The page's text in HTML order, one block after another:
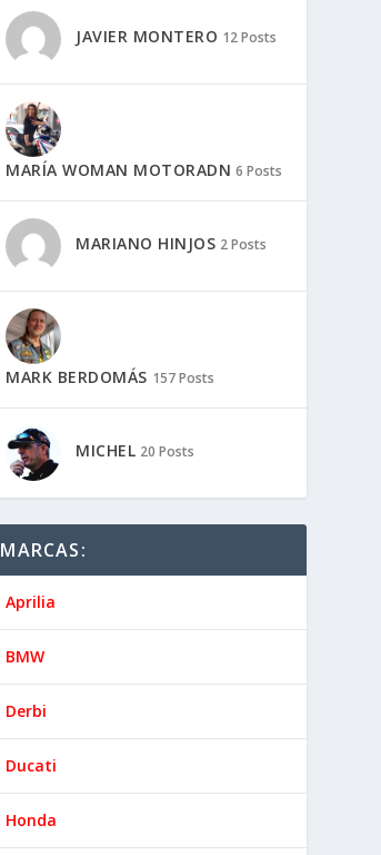
JAVIER MONTERO 12 Posts
MARÍA WOMAN MOTORADN 6 Posts
MARIANO HINJOS 2 Posts
MARK BERDOMÁS 157 Posts
MICHEL 20 Posts
MARCAS:
Aprilia
BMW
Derbi
Ducati
Honda